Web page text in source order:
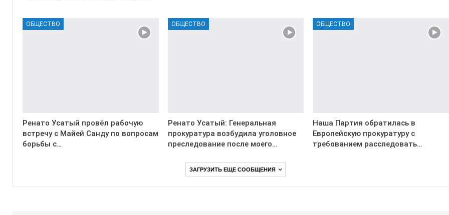
ОБЩЕСТВО
Ренато Усатый провёл рабочую
встречу с Майей Санду по вопросам
борьбы с…
ОБЩЕСТВО
Ренато Усатый: Генеральная
прокуратура возбудила уголовное
преследование после моего…
ОБЩЕСТВО
Наша Партия обратилась в
Европейскую прокуратуру с
требованием расследовать…
ЗАГРУЗИТЬ ЕЩЕ СООБЩЕНИЯ